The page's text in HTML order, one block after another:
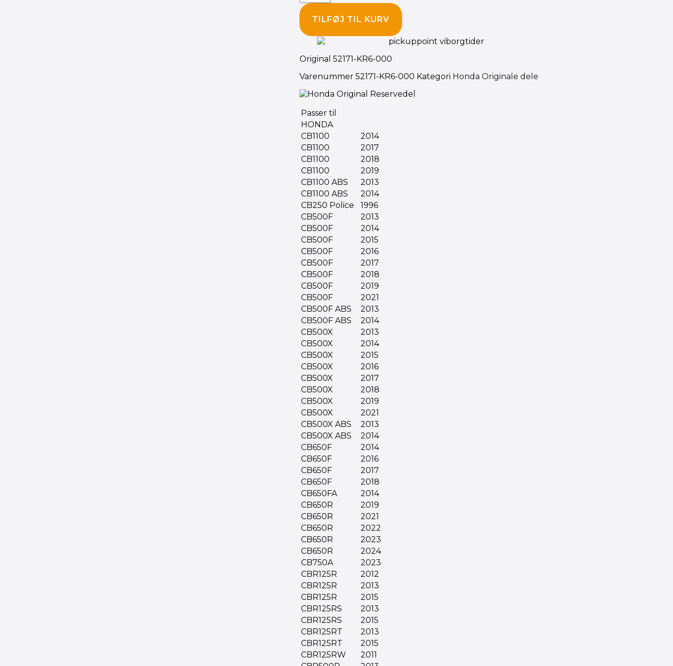
TILFØJ TIL KURV
Original 52171-KR6-000
Varenummer 52171-KR6-000 Kategori Honda Originale dele
Passer til
HONDA
CB1100
2014
CB1100
2017
CB1100
2018
CB1100
2019
CB1100 ABS
2013
CB1100 ABS
2014
CB250 Police
1996
CB500F
2013
CB500F
2014
CB500F
2015
CB500F
2016
CB500F
2017
CB500F
2018
CB500F
2019
CB500F
2021
CB500F ABS
2013
CB500F ABS
2014
CB500X
2013
CB500X
2014
CB500X
2015
CB500X
2016
CB500X
2017
CB500X
2018
CB500X
2019
CB500X
2021
CB500X ABS
2013
CB500X ABS
2014
CB650F
2014
CB650F
2016
CB650F
2017
CB650F
2018
CB650FA
2014
CB650R
2019
CB650R
2021
CB650R
2022
CB650R
2023
CB650R
2024
CB750A
2023
CBR125R
2012
CBR125R
2013
CBR125R
2015
CBR125RS
2013
CBR125RS
2015
CBR125RT
2013
CBR125RT
2015
CBR125RW
2011